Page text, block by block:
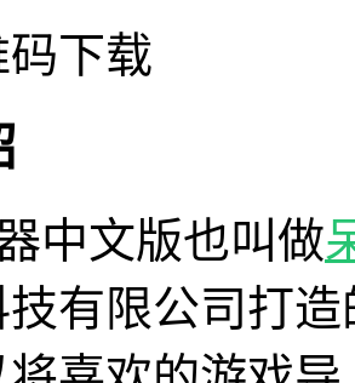
下载
中文版也叫做
有限公司打